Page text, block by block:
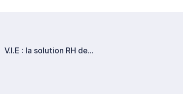
V.I.E : la solution RH de mobilité pour l’export